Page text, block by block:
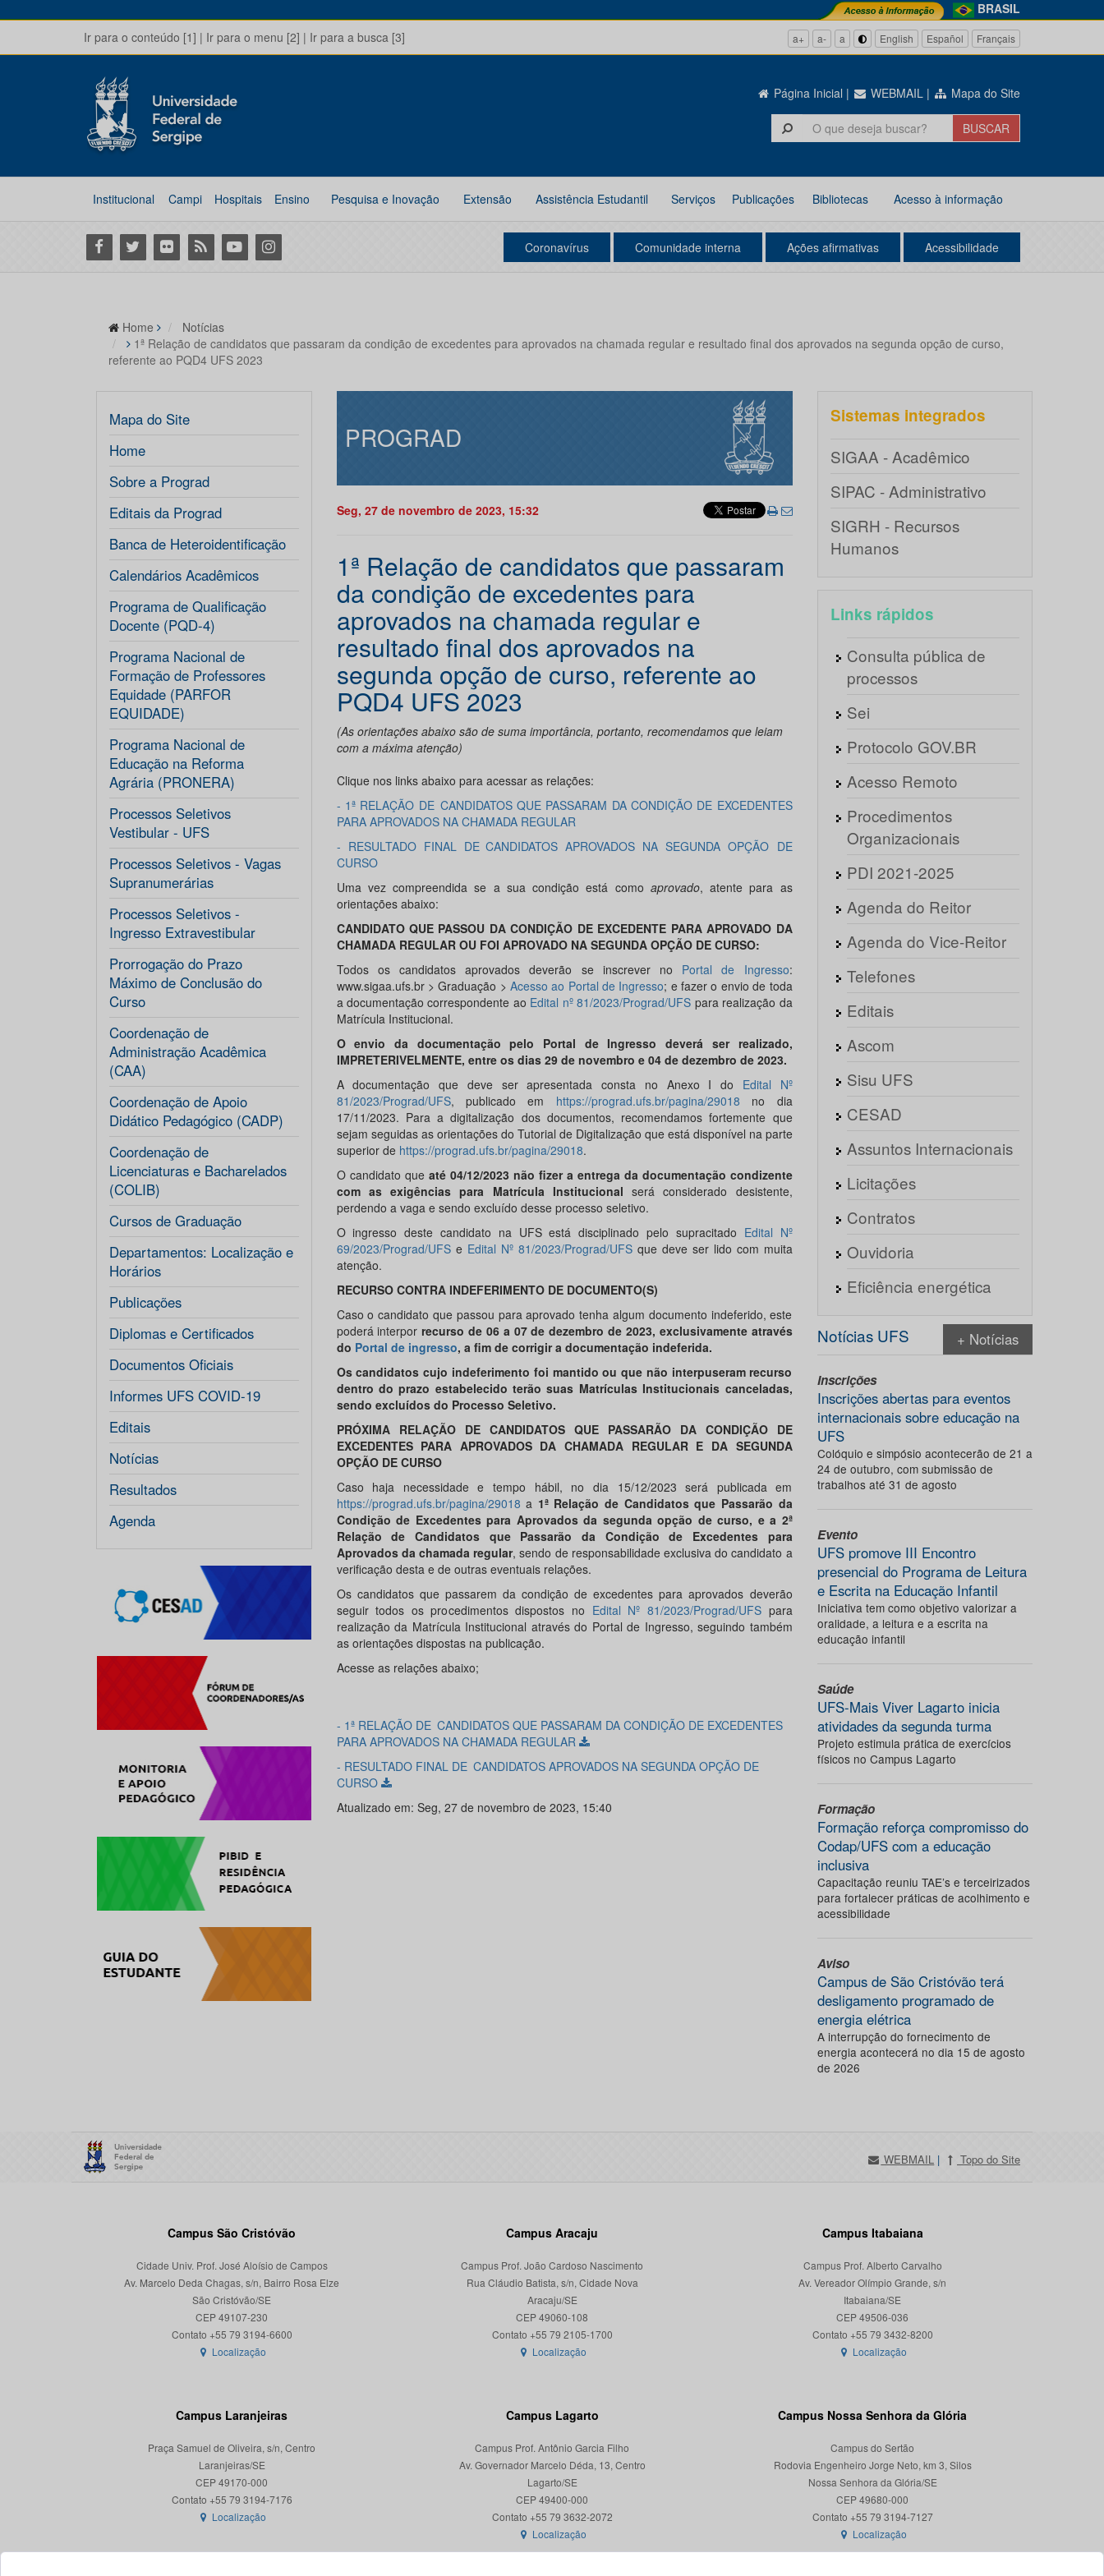
BRASIL
Ir para o conteúdo [1] | Ir para o menu [2] | Ir para a busca [3] a+ a- a English Español Français
Página Inicial | WEBMAIL | Mapa do Site
Institucional Campi Hospitais Ensino Pesquisa e Inovação Extensão Assistência Estudantil Serviços Publicações Bibliotecas Acesso à informação
Facebook
Twitter Flickr RSS YoutubeInstagram Coronavírus Comunidade interna Ações afirmativas Acessibilidade
Home
Notícias
1ª Relação de candidatos que passaram da condição de excedentes para aprovados na chamada regular e resultado final dos aprovados na segunda opção de curso,
referente ao PQD4 UFS 2023
Mapa do Site
Home
Sobre a Prograd
Editais da Prograd
Banca de Heteroidentificação
Calendários Acadêmicos
Programa de Qualificação
Docente (PQD-4)
Programa Nacional de
Formação de Professores
Equidade (PARFOR
EQUIDADE)
Programa Nacional de
Educação na Reforma
Agrária (PRONERA)
Processos Seletivos
Vestibular - UFS
Processos Seletivos - Vagas
Supranumerárias
Processos Seletivos -
Ingresso Extravestibular
Prorrogação do Prazo
Máximo de Conclusão do
Curso
Coordenação de
Administração Acadêmica
(CAA)
Coordenação de Apoio
Didático Pedagógico (CADP)
Coordenação de
Licenciaturas e Bacharelados
(COLIB)
Cursos de Graduação
Departamentos: Localização e
Horários
Publicações
Diplomas e Certificados
Documentos Oficiais
Informes UFS COVID-19
Editais
Notícias
Resultados
Agenda
PROGRAD
Seg, 27 de novembro de 2023, 15:32
1ª Relação de candidatos que passaram
da condição de excedentes para
aprovados na chamada regular e
resultado final dos aprovados na
segunda opção de curso, referente ao
PQD4 UFS 2023
(As orientações abaixo são de suma importância, portanto, recomendamos que leiam
com a máxima atenção)
Clique nos links abaixo para acessar as relações:
- 1ª RELAÇÃO DE CANDIDATOS QUE PASSARAM DA CONDIÇÃO DE EXCEDENTES
PARA APROVADOS NA CHAMADA REGULAR
- RESULTADO FINAL DE CANDIDATOS APROVADOS NA SEGUNDA OPÇÃO DE
CURSO
Uma vez compreendida se a sua condição está como aprovado, atente para as
orientações abaixo:
CANDIDATO QUE PASSOU DA CONDIÇÃO DE EXCEDENTE PARA APROVADO DA
CHAMADA REGULAR OU FOI APROVADO NA SEGUNDA OPÇÃO DE CURSO:
Todos os candidatos aprovados deverão se inscrever no Portal de Ingresso:
www.sigaa.ufs.br > Graduação > Acesso ao Portal de Ingresso; e fazer o envio de toda
a documentação correspondente ao Edital nº 81/2023/Prograd/UFS para realização da
Matrícula Institucional.
O envio da documentação pelo Portal de Ingresso deverá ser realizado,
IMPRETERIVELMENTE, entre os dias 29 de novembro e 04 de dezembro de 2023.
A documentação que deve ser apresentada consta no Anexo I do Edital Nº
81/2023/Prograd/UFS, publicado em https://prograd.ufs.br/pagina/29018 no dia
17/11/2023. Para a digitalização dos documentos, recomendamos fortemente que
sejam seguidas as orientações do Tutorial de Digitalização que está disponível na parte
superior de https://prograd.ufs.br/pagina/29018.
O candidato que até 04/12/2023 não fizer a entrega da documentação condizente
com as exigências para Matrícula Institucional será considerado desistente,
perdendo a vaga e sendo excluído desse processo seletivo.
O ingresso deste candidato na UFS está disciplinado pelo supracitado Edital Nº
69/2023/Prograd/UFSe Edital Nº 81/2023/Prograd/UFSque deve ser lido com muita
atenção.
RECURSO CONTRA INDEFERIMENTO DE DOCUMENTO(S)
Caso o candidato que passou para aprovado tenha algum documento indeferido, este
poderá interpor recurso de 06 a 07dedezembrode 2023, exclusivamente através
do Portal de ingresso, a fim de corrigir a documentação indeferida.
Os candidatos cujo indeferimento foi mantido ou que não interpuseram recurso
dentro do prazo estabelecido terão suas Matrículas Institucionais canceladas,
sendo excluídos do Processo Seletivo.
PRÓXIMA RELAÇÃO DE CANDIDATOS QUE PASSARÃO DA CONDIÇÃO DE
EXCEDENTES PARA APROVADOSDA CHAMADA REGULAR E DA SEGUNDA
OPÇÃO DE CURSO
Caso haja necessidade e tempo hábil, no dia 15/12/2023 será publicada em
https://prograd.ufs.br/pagina/29018 a 1ª Relação de Candidatos que Passarão da
Condição de Excedentes para Aprovados da segunda opção de curso, e a 2ª
Relação de Candidatos que Passarão da Condição
de Excedentes para
Aprovados da chamada regular, sendo de responsabilidade exclusiva do candidato a
verificação desta e de outras eventuais relações.
Os candidatos que passarem da condição de excedentes para aprovados deverão
seguir todos os procedimentos dispostos no Edital Nº 81/2023/Prograd/UFSpara
realização da Matrícula Institucional através do Portal de Ingresso, seguindo também
as orientações dispostas na publicação.
Acesse as relações abaixo;
- 1ª RELAÇÃO DE CANDIDATOS QUE PASSARAM DA CONDIÇÃO DE EXCEDENTES
PARA APROVADOS NA CHAMADA REGULAR
- RESULTADO FINAL DE CANDIDATOS APROVADOS NA SEGUNDA OPÇÃO DE
CURSO
Atualizado em: Seg, 27 de novembro de 2023, 15:40
Sistemas integrados
SIGAA - Acadêmico
SIPAC - Administrativo
SIGRH - Recursos
Humanos
Links rápidos
Consulta pública de
processos
Sei
Protocolo GOV.BR
Acesso Remoto
Procedimentos
Organizacionais
PDI 2021-2025
Agenda do Reitor
Agenda do Vice-Reitor
Telefones
Editais
Ascom
Sisu UFS
CESAD
Assuntos Internacionais
Licitações
Contratos
Ouvidoria
Eficiência energética
Notícias UFS + Notícias
Inscrições
Inscrições abertas para eventos
internacionais sobre educação na
UFS
Colóquio e simpósio acontecerão de 21 a
24 de outubro, com submissão de
trabalhos até 31 de agosto
Evento
UFS promove III Encontro
presencial do Programa de Leitura
e Escrita na Educação Infantil
Iniciativa tem como objetivo valorizar a
oralidade, a leitura e a escrita na
educação infantil
Saúde
UFS-Mais Viver Lagarto inicia
atividades da segunda turma
Projeto estimula prática de exercícios
físicos no Campus Lagarto
Formação
Formação reforça compromisso do
Codap/UFS com a educação
inclusiva
Capacitação reuniu TAE’s e terceirizados
para fortalecer práticas de acolhimento e
acessibilidade
Aviso
Campus de São Cristóvão terá
desligamento programado de
energia elétrica
A interrupção do fornecimento de
energia acontecerá no dia 15 de agosto
de 2026
WEBMAIL | Topo do Site
Campus São Cristóvão
Cidade Univ. Prof. José Aloísio de Campos
Av. Marcelo Deda Chagas, s/n, Bairro Rosa Elze
São Cristóvão/SE
CEP 49107-230
Localização
Campus Aracaju
Campus Prof. João Cardoso Nascimento
Rua Cláudio Batista, s/n, Cidade Nova
Aracaju/SE
CEP 49060-108
Localização
Campus Itabaiana
Campus Prof. Alberto Carvalho
Av. Vereador Olímpio Grande, s/n
Itabaiana/SE
CEP 49506-036
Localização
Campus Laranjeiras
Praça Samuel de Oliveira, s/n, Centro
Laranjeiras/SE
CEP 49170-000
Localização
Campus Lagarto
Campus Prof. Antônio Garcia Filho
Av. Governador Marcelo Déda, 13, Centro
Lagarto/SE
CEP 49400-000
Localização
Campus Nossa Senhora da Glória
Campus do Sertão
Rodovia Engenheiro Jorge Neto, km 3, Silos
Nossa Senhora da Glória/SE
CEP 49680-000
Contato +55 79 3194-7127
Localização